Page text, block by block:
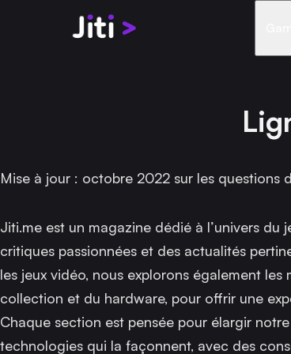
Aller au contenu
Mise à jour : octobre 2022 sur les questions
Jiti.me est un magazine dédié à l’univers du
critiques passionnées et des actualités
les jeux vidéo, nous explorons également
collection et du hardware, pour offrir une
Chaque section est pensée pour élargir
technologies qui la façonnent, avec des